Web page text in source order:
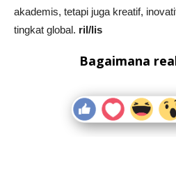
akademis, tetapi juga kreatif,
tingkat global. ril/lis
Bagaimana